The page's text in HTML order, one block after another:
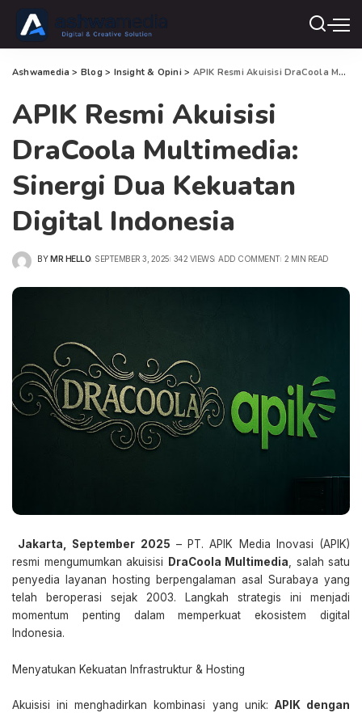
Ashwamedia > Blog > Insight & Opini > APIK Resmi Akuisisi DraCoola Multimedia: Sinergi Dua Kekuatan Digital Indonesia
APIK Resmi Akuisisi
DraCoola Multimedia:
Sinergi Dua Kekuatan
Digital Indonesia
POSTED
BY MR HELLO SEPTEMBER 3, 2025 342 VIEWS ADD COMMENT 2 MIN READ
Jakarta, September 2025 – PT. APIK Media Inovasi (APIK)
resmi mengumumkan akuisisi
DraCoola Multimedia, salah satu
penyedia layanan hosting berpengalaman asal Surabaya yang
telah beroperasi sejak 2003. Langkah strategis ini menjadi
momentum penting dalam memperkuat ekosistem digital
Indonesia.
Menyatukan Kekuatan Infrastruktur & Hosting
Akuisisi ini menghadirkan kombinasi yang unik: APIK dengan